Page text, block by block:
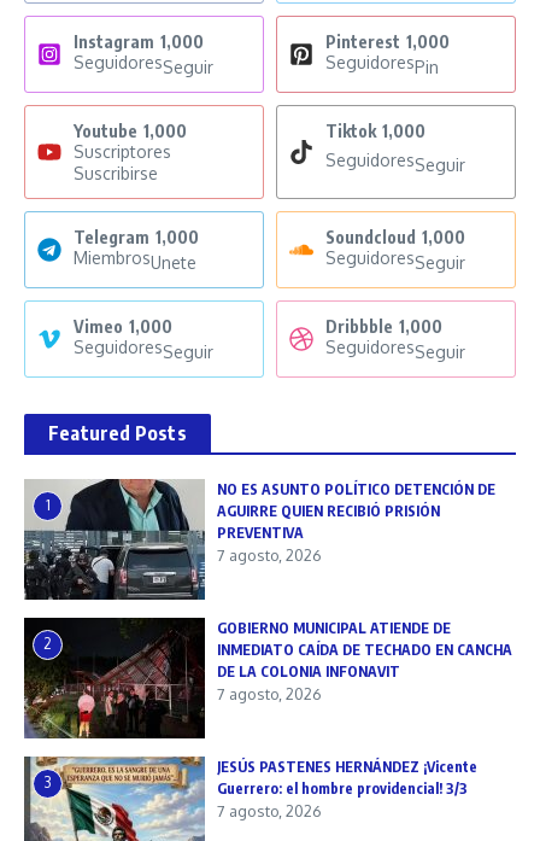
Instagram 1,000
SeguidoresSeguir
Pinterest 1,000
SeguidoresPin
Youtube 1,000
Suscriptores
Suscribirse
Tiktok 1,000
SeguidoresSeguir
Telegram 1,000
MiembrosUnete
Soundcloud 1,000
SeguidoresSeguir
Vimeo 1,000
SeguidoresSeguir
Dribbble 1,000
SeguidoresSeguir
Featured Posts
1
NO ES ASUNTO POLÍTICO DETENCIÓN DE
AGUIRRE QUIEN RECIBIÓ PRISIÓN
PREVENTIVA
7 agosto, 2026
2
GOBIERNO MUNICIPAL ATIENDE DE
INMEDIATO CAÍDA DE TECHADO EN CANCHA
DE LA COLONIA INFONAVIT
7 agosto, 2026
3
JESÚS PASTENES HERNÁNDEZ ¡Vicente
Guerrero: el hombre providencial! 3/3
7 agosto, 2026